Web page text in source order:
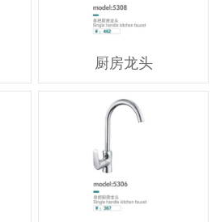
厨房龙头